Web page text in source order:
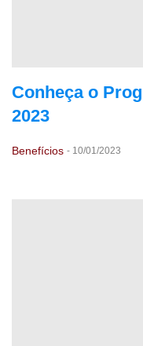
Conheça o
2023
Benefícios - 10/01/2023